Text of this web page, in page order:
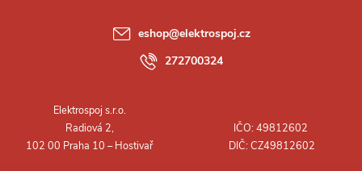
eshop@elektrospoj.cz
272700324